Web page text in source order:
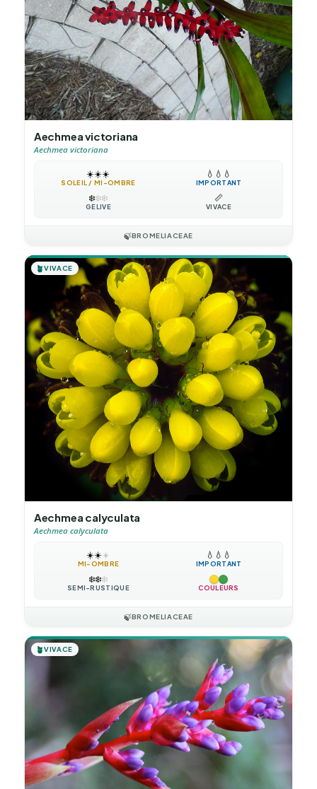
Aechmea victoriana
Aechmea victoriana
☀️☀️☀️
SOLEIL / MI-OMBRE
💧 💧 💧
IMPORTANT
❄️❄️❄️
GÉLIVE
📏
VIVACE
🍃BROMELIACEAE
🪴VIVACE
Aechmea calyculata
Aechmea calyculata
☀️☀️☀️
MI-OMBRE
💧 💧 💧
IMPORTANT
❄️❄️❄️
SEMI-RUSTIQUE COULEURS
🍃BROMELIACEAE
🪴VIVACE